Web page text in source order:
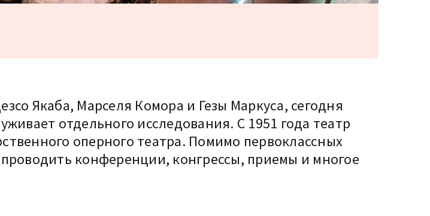
Якаба, Марселя Комора и Гезы Маркуса, сегодня
отдельного исследования. С 1951 года театр
оперного театра. Помимо первоклассных
конференции, конгрессы, приемы и многое